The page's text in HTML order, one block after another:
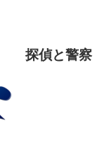
探偵と警察